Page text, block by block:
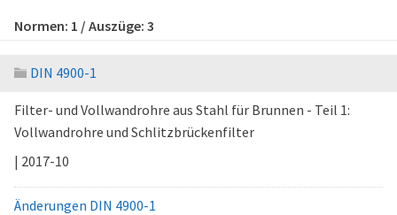
Normen: 1 / Auszüge: 3
DIN 4900-1
Filter- und Vollwandrohre aus Stahl für Brunnen - Teil 1:
Vollwandrohre und Schlitzbrückenfilter
| 2017-10
Änderungen DIN 4900-1